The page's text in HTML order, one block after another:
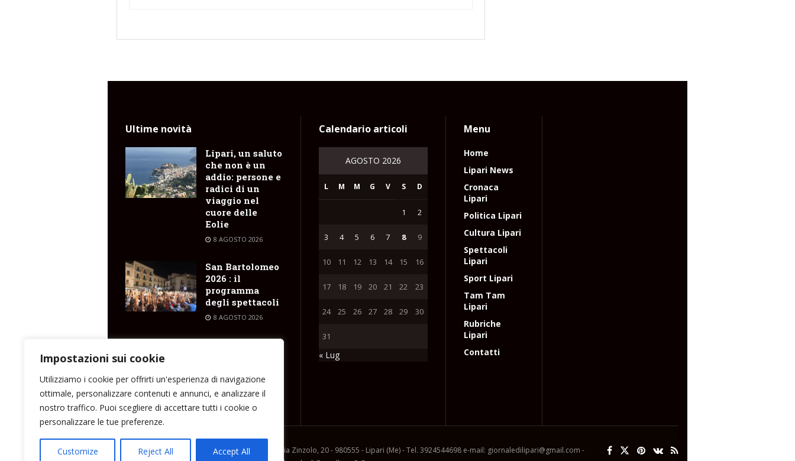
Impostazioni sui cookie
Utilizziamo i cookie per offrirti un'esperienza di navigazione
ottimale, personalizzare contenuti e annunci, e analizzare il
nostro traffico. Puoi scegliere di accettare tutti i cookie o
personalizzare le tue preferenze.
Customize Reject All Accept All
Ultime novità
Lipari, un saluto
che non è un
addio: persone e
radici di un
viaggio nel
cuore delle
Eolie
8 AGOSTO 2026
San Bartolomeo
2026 : il
programma
degli spettacoli
8 AGOSTO 2026
8 AGOSTO 2026
Calendario articoli
AGOSTO 2026
L M M G V S D
1 2
3 4 5 6 7 8 9
10 11 12 13 14 15 16
17 18 19 20 21 22 23
24 25 26 27 28 29 30
31
« Lug
Menu
Home
Lipari News
Cronaca
Lipari
Politica Lipari
Cultura Lipari
Spettacoli
Lipari
Sport Lipari
Tam Tam
Lipari
Rubriche
Lipari
Contatti
Direttore responsabile: Peppe Paino - Eolmedia, via Zinzolo, 20 - 980555 - Lipari (Me) - Tel. 3924544698 e-mail: giornaledilipari@gmail.com -